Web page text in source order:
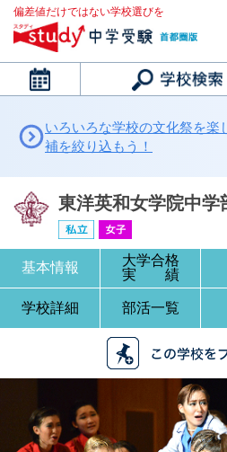
偏差値だけではない学校選びを
カレンダー
いろいろな学校の文化祭を楽
補を絞り込もう！
東洋英和女学院中学
基本情報
大学合格
実 績
学校詳細 部活一覧